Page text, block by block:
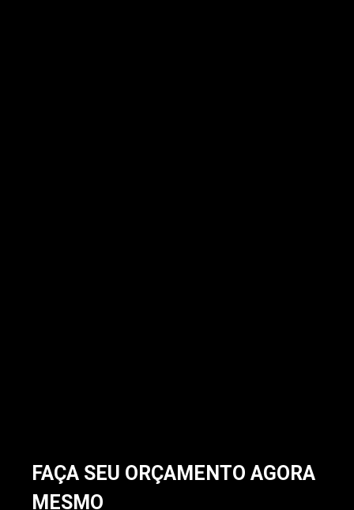
FAÇA SEU ORÇAMENTO AGORA
MESMO